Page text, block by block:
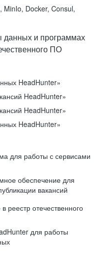
MinIo, Docker, Consul,
и программах
ПО
HeadHunter»
HeadHunter»
HeadHunter»
HeadHunter»
для работы с сервисами
обеспечение для
вакансий
отечественного
для работы